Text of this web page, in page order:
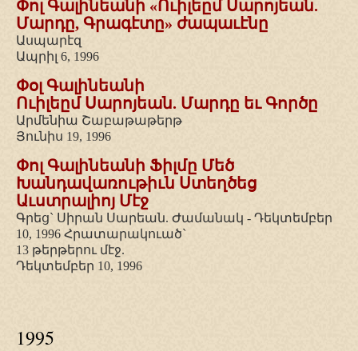
Փոլ Գալինեանի «Ուիլեըմ Սարոյեան.
Մարդը, Գրագէտը» ժապաւէնը
Ասպարէզ
Ապրիլ 6, 1996
Փօլ Գալինեանի
Ուիլեըմ Սարոյեան. Մարդը եւ Գործը
Արմենիա Շաբաթաթերթ
Յունիս 19, 1996
Փոլ Գալինեանի Ֆիլմը Մեծ
Խանդավառութիւն Ստեղծեց
Աւստրալիոյ Մէջ
Գրեց` Սիրան Սարեան. Ժամանակ - Դեկտեմբեր
10, 1996 Հրատարակուած`
13 թերթերու մէջ.
Դեկտեմբեր 10, 1996
1995